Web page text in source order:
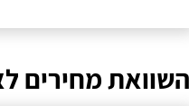
השוואת מחירים